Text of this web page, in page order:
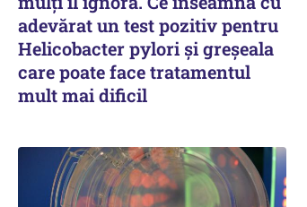
adevărat un test pozitiv pentru
Helicobacter pylori și greșeala
care poate face tratamentul
mult mai dificil